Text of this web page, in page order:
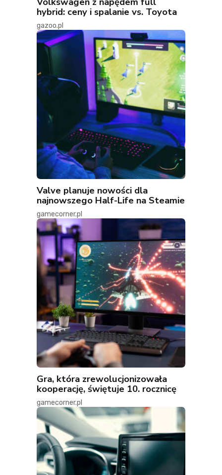
hybrid: ceny i spalanie vs. Toyota
gazoo.pl
Valve planuje nowości dla
najnowszego Half-Life na Steamie
gamecorner.pl
Gra, która zrewolucjonizowała
kooperację, świętuje 10. rocznicę
gamecorner.pl